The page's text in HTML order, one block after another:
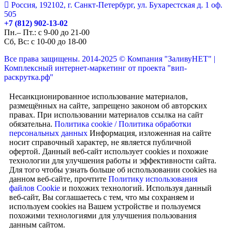
Россия, 192102, г. Санкт-Петербург, ул. Бухарестская д. 1 оф.
505
+7 (812) 902-13-02
Пн.– Пт.: с 9-00 до 21-00
Сб, Вс: с 10-00 до 18-00
Все права защищены. 2014-2025 © Компания "ЗаливуНЕТ" |
Комплексный интернет-маркетинг от проекта "вип-
раскрутка.рф"
Несанкционированное использование материалов,
размещённых на сайте, запрещено законом об авторских
правах. При использовании материалов ссылка на сайт
обязательна. Политика cookie /Политика обработки
персональных данных Информация, изложенная на сайте
носит справочный характер, не является публичной
офертой. Данный веб-сайт использует cookies и похожие
технологии для улучшения работы и эффективности сайта.
Для того чтобы узнать больше об использовании cookies на
данном веб-сайте, прочтите Политику использования
файлов Cookie и похожих технологий. Используя данный
веб-сайт, Вы соглашаетесь с тем, что мы сохраняем и
используем cookies на Вашем устройстве и пользуемся
похожими технологиями для улучшения пользования
данным сайтом.